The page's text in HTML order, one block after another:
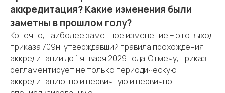
аккредитация? Какие изменения были
заметны в прошлом голу?
Конечно, наиболее заметное изменение – это выход
приказа 709н, утверждавший правила прохождения
аккредитации до 1 января 2029 года. Отмечу, приказ
регламентирует не только периодическую
аккредитацию, но и первичную и первично